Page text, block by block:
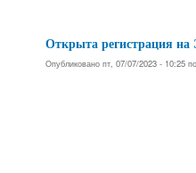
Открыта регистрация
Опубликовано пт, 07/07/2023 - 10:25